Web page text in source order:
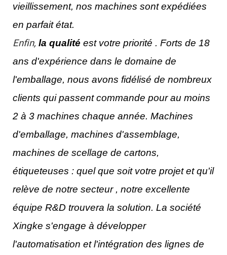
vieillissement, nos machines sont expédiées
en parfait état.
Enfin, la qualité est votre priorité . Forts de 18
ans d'expérience dans le domaine de
l'emballage, nous avons fidélisé de nombreux
clients qui passent commande pour au moins
2 à 3 machines chaque année. Machines
d'emballage, machines d'assemblage,
machines de scellage de cartons,
étiqueteuses : quel que soit votre projet et qu'il
relève de notre secteur , notre excellente
équipe R&D trouvera la solution. La société
Xingke s'engage à développer
l'automatisation et l'intégration des lignes de